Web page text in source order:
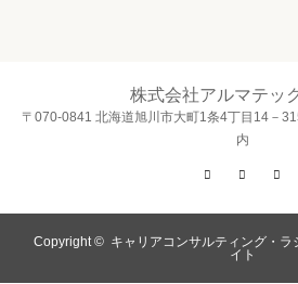
株式会社アルマテッ
〒070-0841 北海道旭川市大町1条4丁目14－
内
Twitter
Copyright © キャリアコンサルティング・
イト